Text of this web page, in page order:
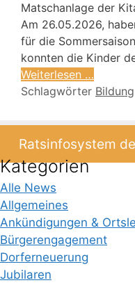
Matschanlage der
Am 26.05.2026,
für die
konnten die Kinder
Weiterlesen …
Schlagwörter Bildung
Ratsinfosystem
Kategorien
Alle News
Allgemeines
Ankündigungen &
Bürgerengagement
Dorferneuerung
Jubilaren